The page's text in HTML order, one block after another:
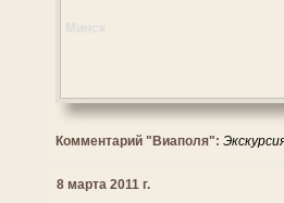
Комментарий "Виаполя":
8 марта 2011 г.